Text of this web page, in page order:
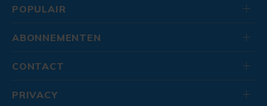
POPULAIR
ABONNEMENTEN
CONTACT
PRIVACY